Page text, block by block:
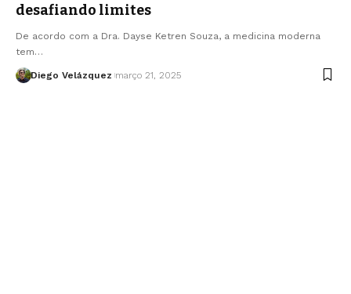
desafiando limites
De acordo com a Dra. Dayse Ketren Souza, a medicina moderna
tem…
Diego Velázquez março 21, 2025